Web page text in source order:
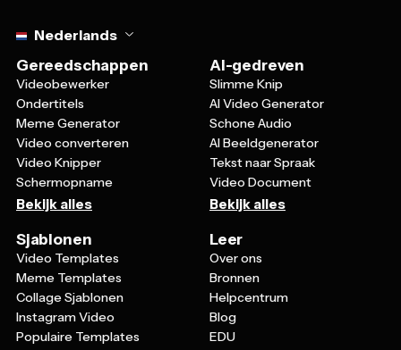
Videobewerker
Ondertitels
Meme Generator
Video converteren
Video Knipper
Schermopname
Bekijk alles
Slimme Knip
AI Video Generator
Schone Audio
AI Beeldgenerator
Tekst naar Spraak
Video Document
Bekijk alles
Video Templates
Meme Templates
Collage Sjablonen
Instagram Video
Populaire Templates
EDU Templates
Over ons
Bronnen
Helpcentrum
Blog
EDU
Teams